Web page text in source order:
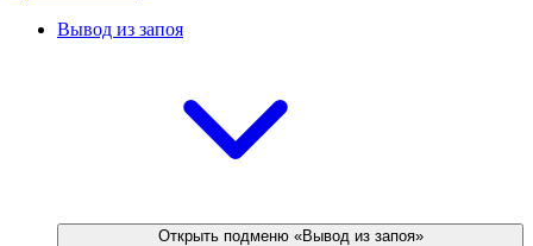
Вывод из запоя
Открыть подменю «Вывод из запоя»